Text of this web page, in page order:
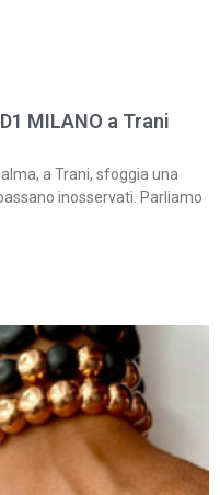
MILANO a Trani
a Trani, sfoggia una
inosservati. Parliamo